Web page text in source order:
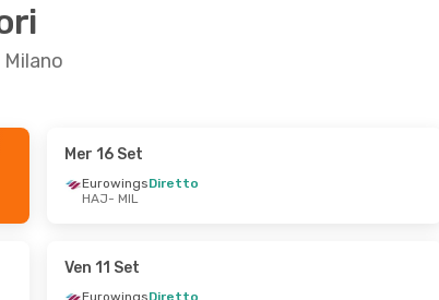
Mer 16 Set
EurowingsDiretto
HAJ- MIL
Ven 11 Set
EurowingsDiretto